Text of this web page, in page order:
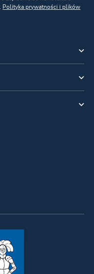
Polityka prywatności i plików